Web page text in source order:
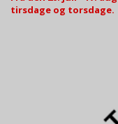
tirsdage og torsdage.